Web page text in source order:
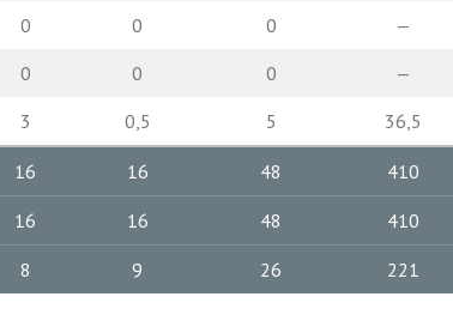
0 0 0
—
0 0 0
—
3 0,5 5 36,5
16 16 48 410
16 16 48 410
8 9 26 221